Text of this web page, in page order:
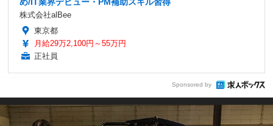
株式会社alBee
東京都
月給29万2,100円～55万円
正社員
Sponsored by